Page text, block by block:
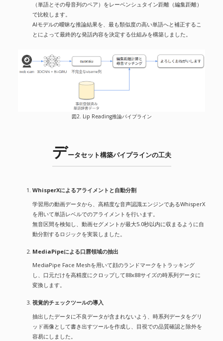
（単語とその母音列のペア）をレーベンシュタイン距離（編集距離）
で比較します。
AIモデルの曖昧な推論結果を、最も類似度の高い単語へと補正するこ
とによって最終的な発話内容を決定する仕組みを構築しました。
図2. Lip Reading推論パイプライン
データセット構築パイプラインの工夫
WhisperXによるアライメントと自動分割
学習用の動画データから、高精度な音声認識エンジンであるWhisperX
を用いて単語レベルでのアライメントを行います。
無音区間を検知し、動画セグメントが最大5.0秒以内に収まるように自
動分割するロジックを実装しました。
MediaPipeによる口唇領域の抽出
MediaPipe Face Meshを用いて顔のランドマークをトラッキング
し、口元だけを高精度にクロップして88x88サイズの時系列データに
変換します。
視覚的チェックツールの導入
抽出したデータに不良データが含まれないよう、時系列データをグリ
ッド画像として書き出すツールを作成し、目視での品質確認と除外を
容易にしました。